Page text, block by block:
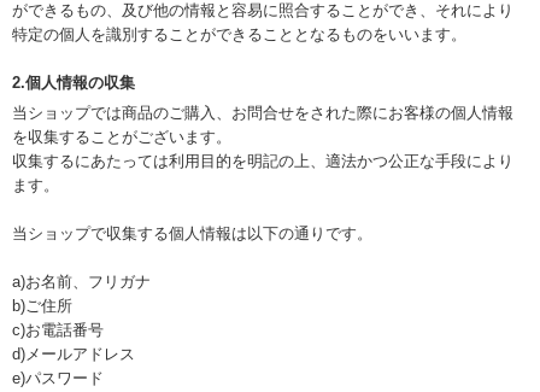
ができるもの、及び他の情報と容易に照合することができ、それにより
特定の個人を識別することができることとなるものをいいます。
2.個人情報の収集
当ショップでは商品のご購入、お問合せをされた際にお客様の個人情報
を収集することがございます。
収集するにあたっては利用目的を明記の上、適法かつ公正な手段により
ます。
当ショップで収集する個人情報は以下の通りです。
a)お名前、フリガナ
b)ご住所
c)お電話番号
d)メールアドレス
e)パスワード